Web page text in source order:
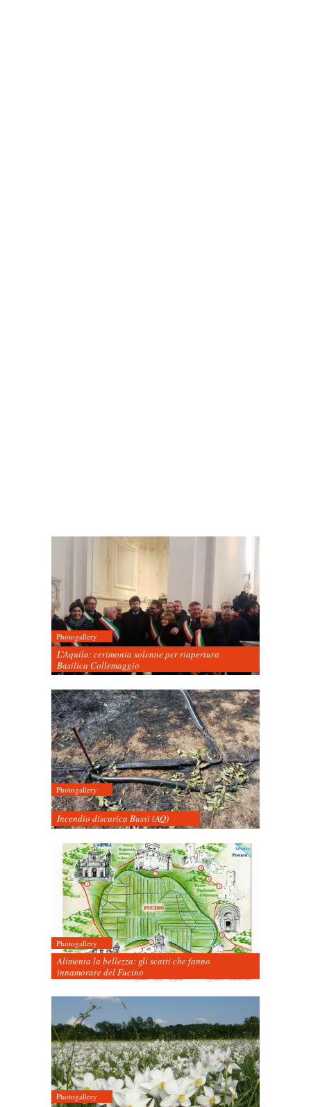
Photogallery
L’Aquila: cerimonia solenne per riapertura
Basilica Collemaggio
Photogallery
Incendio discarica Bussi (AQ)
Photogallery
Alimenta la bellezza: gli scatti che fanno
innamorare del Fucino
Photogallery